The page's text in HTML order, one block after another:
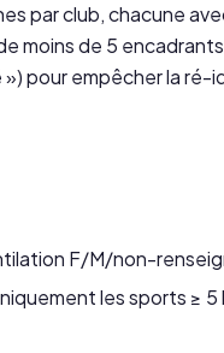
par club, chacune
moins de 5
pour empêcher la
F/M/non-
les sports ≥ 5